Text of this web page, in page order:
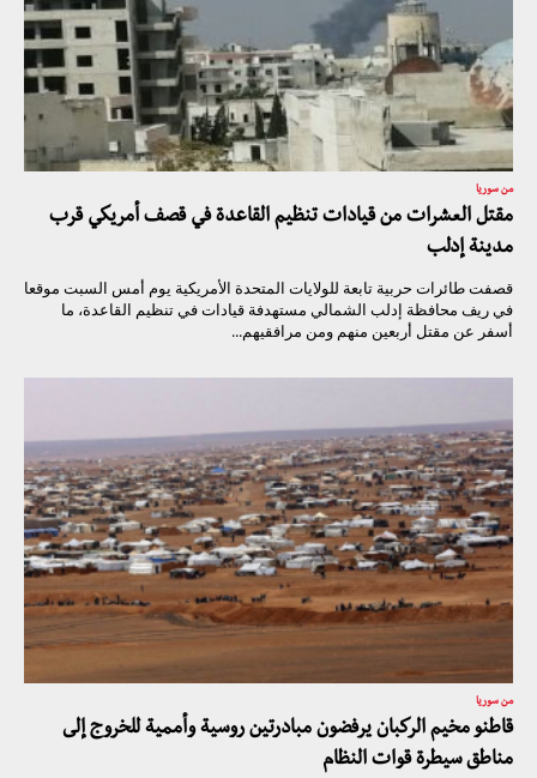
من سوريا
مقتل العشرات من قيادات تنظيم القاعدة في قصف أمريكي قرب
مدينة إدلب
قصفت طائرات حربية تابعة للولايات المتحدة الأمريكية يوم أمس السبت موقعا
في ريف محافظة إدلب الشمالي مستهدفة قيادات في تنظيم القاعدة، ما
أسفر عن مقتل أربعين منهم ومن مرافقيهم...
من سوريا
قاطنو مخيم الركبان يرفضون مبادرتين روسية وأممية للخروج إلى
مناطق سيطرة قوات النظام